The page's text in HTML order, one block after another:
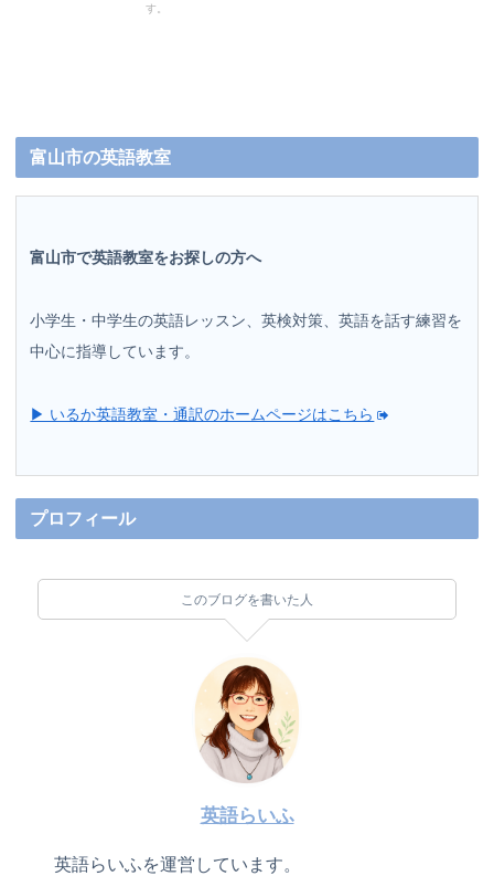
す。
富山市の英語教室
富山市で英語教室をお探しの方へ
小学生・中学生の英語レッスン、英検対策、英語を話す練習を
中心に指導しています。
▶ いるか英語教室・通訳のホームページはこちら
プロフィール
このブログを書いた人
英語らいふ
英語らいふを運営しています。